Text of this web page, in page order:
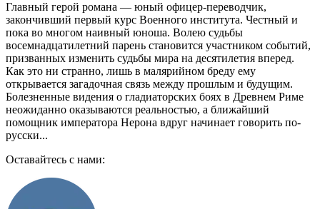
Главный герой романа — юный офицер-переводчик,
закончивший первый курс Военного института. Честный и
пока во многом наивный юноша. Волею судьбы
восемнадцатилетний парень становится участником событий,
призванных изменить судьбы мира на десятилетия вперед.
Как это ни странно, лишь в малярийном бреду ему
открывается загадочная связь между прошлым и будущим.
Болезненные видения о гладиаторских боях в Древнем Риме
неожиданно оказываются реальностью, а ближайший
помощник императора Нерона вдруг начинает говорить по-
русски...
Оставайтесь с нами: